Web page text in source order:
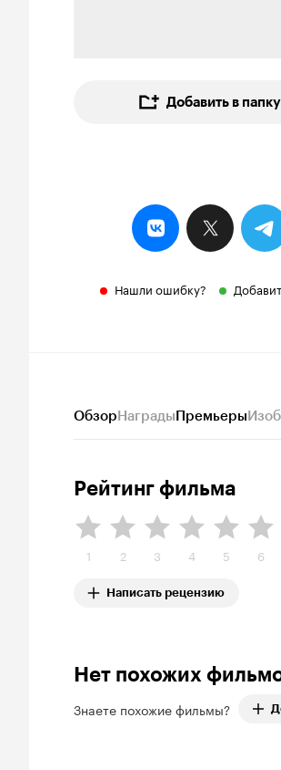
Добавить в папку
Нашли ошибку?
ОбзорНаградыПремьеры
Рейтинг фильма
1 2 3 4 5 6
Написать рецензию
Нет похожих
Знаете похожие фильмы?